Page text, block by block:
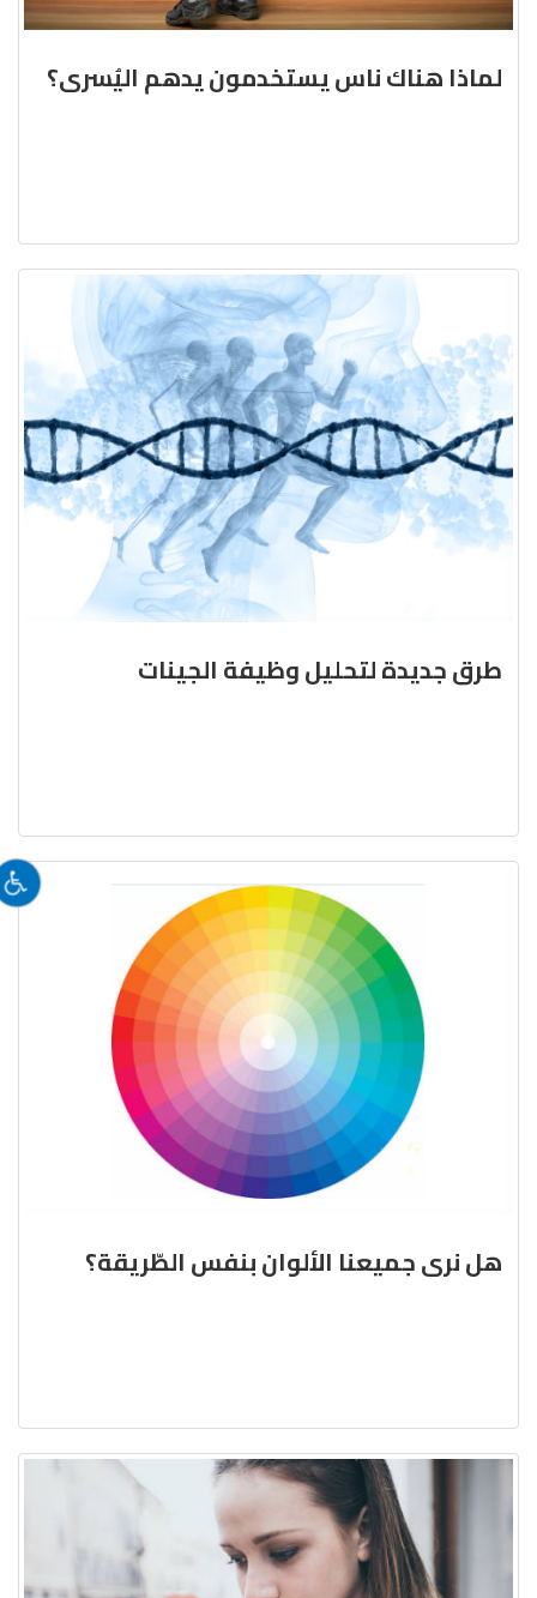
لماذا هناك ناس يستخدمون يدهم اليُسرى؟
طرق جديدة لتحليل وظيفة الجينات
هل نرى جميعنا الألوان بنفس الطّريقة؟